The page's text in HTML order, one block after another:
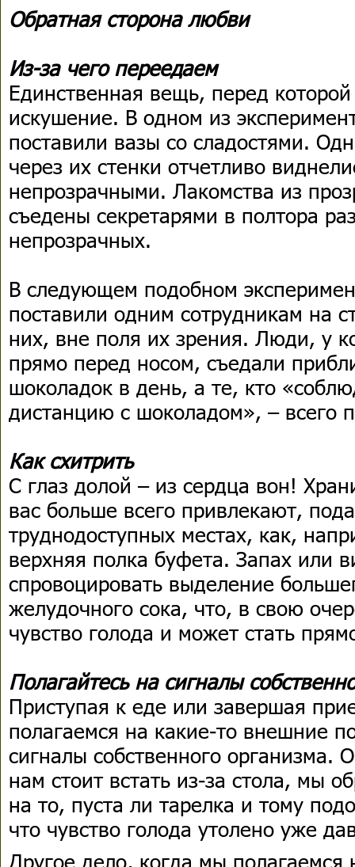
Обратная сторона любви
Из-за чего переедаем
Единственная вещь, перед
искушение. В одном из
поставили вазы со сладостями.
через их стенки отчетливо
непрозрачными. Лакомства из
съедены секретарями в полтора
непрозрачных.
В следующем подобном
поставили одним сотрудникам на
них, вне поля их зрения. Люди, у
прямо перед носом, съедали
шоколадок в день, а те, кто
дистанцию с шоколадом», – всего
Как схитрить
С глаз долой – из сердца вон!
вас больше всего привлекают,
труднодоступных местах, как,
верхняя полка буфета. Запах
спровоцировать выделение
желудочного сока, что, в свою
чувство голода и может стать
Полагайтесь на сигналы
Приступая к еде или завершая
полагаемся на какие-то внешние
сигналы собственного организма.
нам стоит встать из-за стола, мы
на то, пуста ли тарелка и тому
что чувство голода утолено уже
Другое дело, когда мы